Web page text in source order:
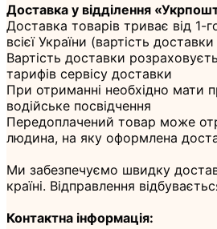
Доставка у відділення
Доставка товарів триває від 1-
всієї України (вартість
Вартість доставки
тарифів сервісу доставки
При отриманні необхідно мати
водійське посвідчення
Передоплачений товар може
людина, на яку оформлена
Ми забезпечуємо швидку
країні. Відправлення
Контактна інформація: